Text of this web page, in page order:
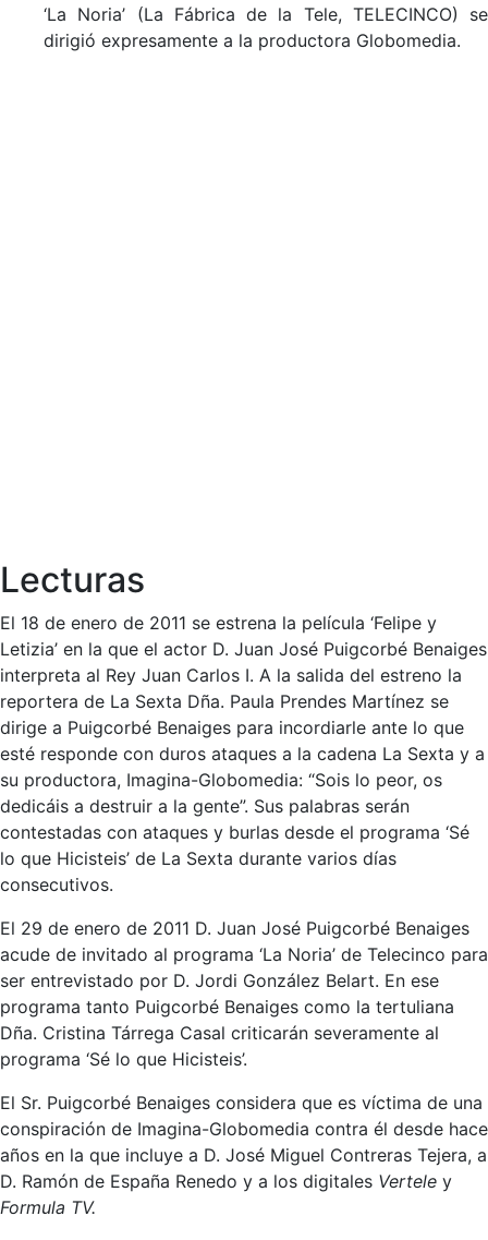
‘La Noria’ (La Fábrica de la Tele, TELECINCO) se
dirigió expresamente a la productora Globomedia.
Lecturas
El 18 de enero de 2011 se estrena la película ‘Felipe y
Letizia’ en la que el actor D. Juan José Puigcorbé Benaiges
interpreta al Rey Juan Carlos I. A la salida del estreno la
reportera de La Sexta Dña. Paula Prendes Martínez se
dirige a Puigcorbé Benaiges para incordiarle ante lo que
esté responde con duros ataques a la cadena La Sexta y a
su productora, Imagina-Globomedia: “Sois lo peor, os
dedicáis a destruir a la gente”. Sus palabras serán
contestadas con ataques y burlas desde el programa ‘Sé
lo que Hicisteis’ de La Sexta durante varios días
consecutivos.
El 29 de enero de 2011 D. Juan José Puigcorbé Benaiges
acude de invitado al programa ‘La Noria’ de Telecinco para
ser entrevistado por D. Jordi González Belart. En ese
programa tanto Puigcorbé Benaiges como la tertuliana
Dña. Cristina Tárrega Casal criticarán severamente al
programa ‘Sé lo que Hicisteis’.
El Sr. Puigcorbé Benaiges considera que es víctima de una
conspiración de Imagina-Globomedia contra él desde hace
años en la que incluye a D. José Miguel Contreras Tejera, a
D. Ramón de España Renedo y a los digitales Vertele y
Formula TV.